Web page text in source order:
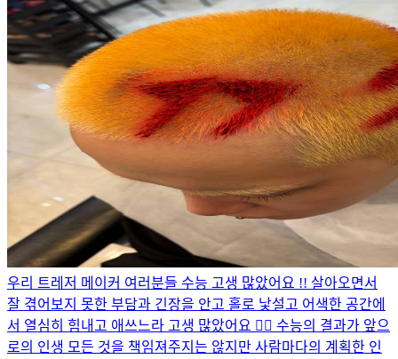
우리 트레저 메이커 여러분들 수능 고생 많았어요 !! 살아오면서
잘 겪어보지 못한 부담과 긴장을 안고 홀로 낯설고 어색한 공간에
서 열심히 힘내고 애쓰느라 고생 많았어요 🙂‍↕️ 수능의 결과가 앞으
로의 인생 모든 것을 책임져주지는 않지만 사람마다의 계획한 인